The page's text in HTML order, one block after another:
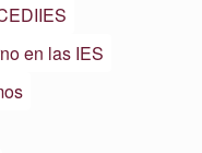
en las IES